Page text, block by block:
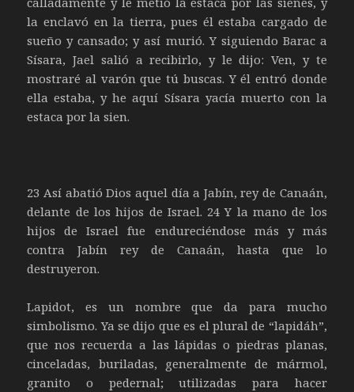
la enclavó en la tierra, pues él estaba cargado de
sueño y cansado; y así murió. Y siguiendo Barac a
Sísara, Jael salió a recibirlo, y le dijo: Ven, y te
mostraré al varón que tú buscas. Y él entró donde
ella estaba, y he aquí Sísara yacía muerto con la
estaca por la sien.
23 Así abatió Dios aquel día a Jabín, rey de Canaán,
delante de los hijos de Israel. 24 Y la mano de los
hijos de Israel fue endureciéndose más y más
contra Jabín rey de Canaán, hasta que lo
destruyeron.
Lapidot, es un nombre que da para mucho
simbolismo. Ya se dijo que es el plural de “lapidáh”,
que nos recuerda a las lápidas o piedras planas,
cinceladas, buriladas, generalmente de mármol,
granito o pedernal; utilizadas para hacer